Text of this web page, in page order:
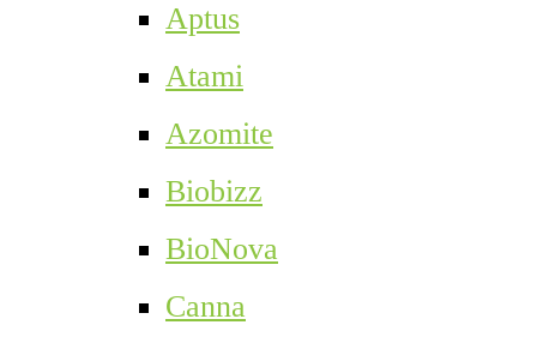
Aptus
Atami
Azomite
Biobizz
BioNova
Canna